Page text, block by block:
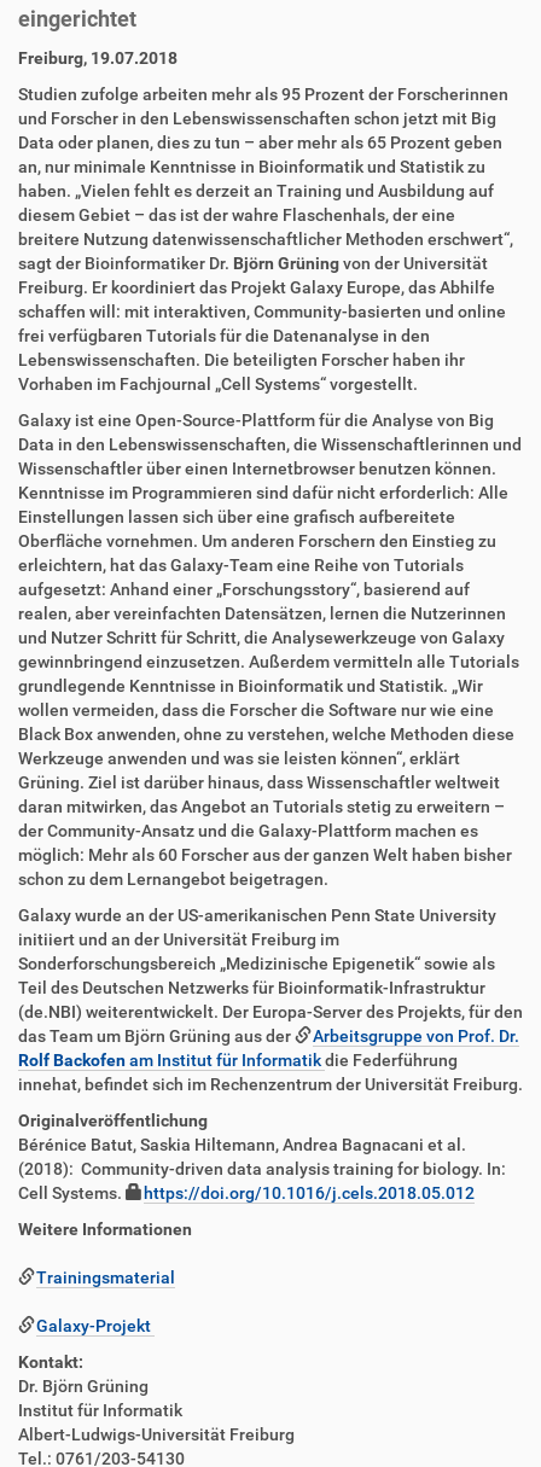
eingerichtet
D
r
e
k
t
z
u
g
r
i
f
f
A
t
i
k
e
l
a
k
t
i
o
n
e
n
Freiburg, 19.07.2018
Studien zufolge arbeiten mehr als 95 Prozent der Forscherinnen
und Forscher in den Lebenswissenschaften schon jetzt mit Big
Data oder planen, dies zu tun – aber mehr als 65 Prozent geben
an, nur minimale Kenntnisse in Bioinformatik und Statistik zu
haben. „Vielen fehlt es derzeit an Training und Ausbildung auf
diesem Gebiet – das ist der wahre Flaschenhals, der eine
breitere Nutzung datenwissenschaftlicher Methoden erschwert“,
sagt der Bioinformatiker Dr. Björn Grüningvon der Universität
Freiburg. Er koordiniert das Projekt Galaxy Europe, das Abhilfe
schaffen will: mit interaktiven, Community-basierten und online
frei verfügbaren Tutorials für die Datenanalyse in den
Lebenswissenschaften. Die beteiligten Forscher haben ihr
Vorhaben im Fachjournal „Cell Systems“ vorgestellt.
Galaxy ist eine Open-Source-Plattform für die Analyse von Big
Data in den Lebenswissenschaften, die Wissenschaftlerinnen und
Wissenschaftler über einen Internetbrowser benutzen können.
Kenntnisse im Programmieren sind dafür nicht erforderlich: Alle
Einstellungen lassen sich über eine grafisch aufbereitete
Oberfläche vornehmen. Um anderen Forschern den Einstieg zu
erleichtern, hat das Galaxy-Team eine Reihe von Tutorials
aufgesetzt: Anhand einer „Forschungsstory“, basierend auf
realen, aber vereinfachten Datensätzen, lernen die Nutzerinnen
und Nutzer Schritt für Schritt, die Analysewerkzeuge von Galaxy
gewinnbringend einzusetzen. Außerdem vermitteln alle Tutorials
grundlegende Kenntnisse in Bioinformatik und Statistik. „Wir
wollen vermeiden, dass die Forscher die Software nur wie eine
Black Box anwenden, ohne zu verstehen, welche Methoden diese
Werkzeuge anwenden und was sie leisten können“, erklärt
Grüning. Ziel ist darüber hinaus, dass Wissenschaftler weltweit
daran mitwirken, das Angebot an Tutorials stetig zu erweitern –
der Community-Ansatz und die Galaxy-Plattform machen es
möglich: Mehr als 60 Forscher aus der ganzen Welt haben bisher
schon zu dem Lernangebot beigetragen.
Galaxy wurde an der US-amerikanischen Penn State University
initiiert und an der Universität Freiburg im
Sonderforschungsbereich „Medizinische Epigenetik“ sowie als
Teil des Deutschen Netzwerks für Bioinformatik-Infrastruktur
(de.NBI) weiterentwickelt. Der Europa-Server des Projekts, für den
das Team um Björn Grüning aus der
Arbeitsgruppe von Prof. Dr.
Rolf Backofenam Institut für Informatikdie Federführung
innehat, befindet sich im Rechenzentrum der Universität Freiburg.
Originalveröffentlichung
Bérénice Batut, Saskia Hiltemann, Andrea Bagnacani et al.
(2018): Community-driven data analysis training for biology. In:
Cell Systems.
https://doi.org/10.1016/j.cels.2018.05.012
Weitere Informationen
Trainingsmaterial
Galaxy-Projekt
Kontakt:
Dr. Björn Grüning
Institut für Informatik
Albert-Ludwigs-Universität Freiburg
Tel.: 0761/203-54130